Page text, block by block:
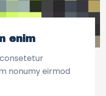
enim
nonumy eirmod